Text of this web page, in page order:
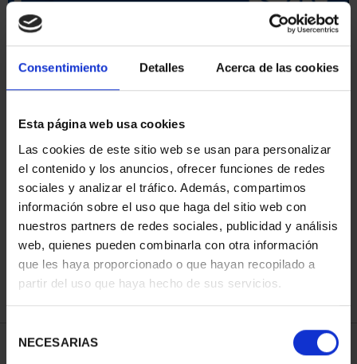
Consentimiento Detalles Acerca de las cookies
Esta página web usa cookies
Las cookies de este sitio web se usan para personalizar
el contenido y los anuncios, ofrecer funciones de redes
sociales y analizar el tráfico. Además, compartimos
información sobre el uso que haga del sitio web con
nuestros partners de redes sociales, publicidad y análisis
web, quienes pueden combinarla con otra información
que les haya proporcionado o que hayan recopilado a
partir del uso que haya hecho de sus servicios.
NECESARIAS
ORDENAR POR:
REFINAR
1 Productos encontrados